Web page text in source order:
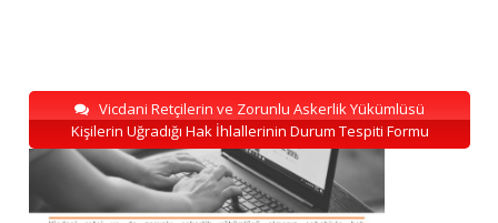
Vicdani Retçilerin ve Zorunlu Askerlik Yükümlüsü
Kişilerin Uğradığı Hak İhlallerinin Durum Tespiti Formu